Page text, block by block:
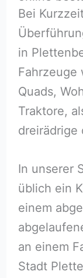
Bei
in
Fahrzeuge
Quads,
Traktore,
dreirädrige
In unserer
üblich ein
einem
an einem
Stadt